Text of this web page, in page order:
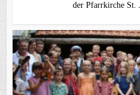
der Pfarrkirche St.